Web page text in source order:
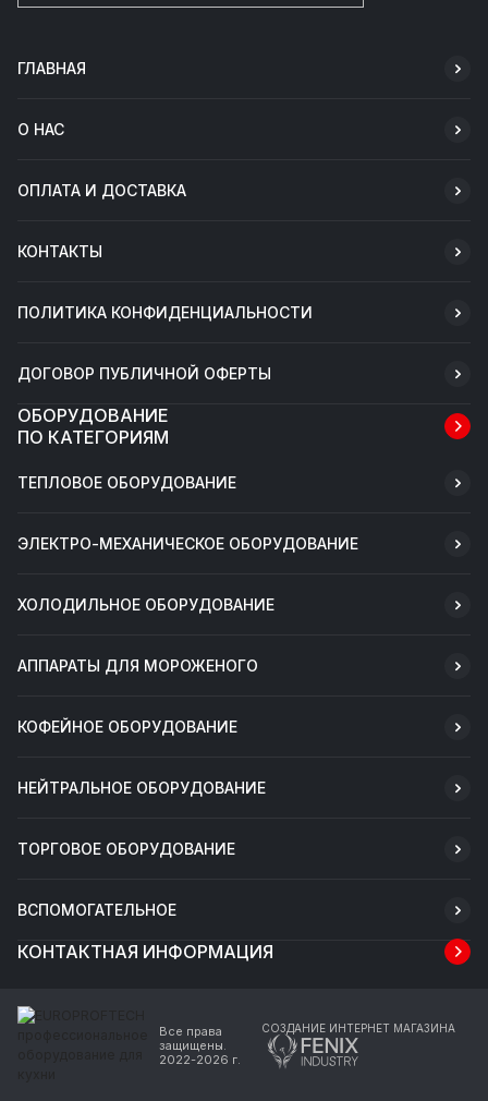
ГЛАВНАЯ
О НАС
ОПЛАТА И ДОСТАВКА
КОНТАКТЫ
ПОЛИТИКА КОНФИДЕНЦИАЛЬНОСТИ
ДОГОВОР ПУБЛИЧНОЙ ОФЕРТЫ
ОБОРУДОВАНИЕ
ПО КАТЕГОРИЯМ
ТЕПЛОВОЕ ОБОРУДОВАНИЕ
ЭЛЕКТРО-МЕХАНИЧЕСКОЕ ОБОРУДОВАНИЕ
ХОЛОДИЛЬНОЕ ОБОРУДОВАНИЕ
АППАРАТЫ ДЛЯ МОРОЖЕНОГО
КОФЕЙНОЕ ОБОРУДОВАНИЕ
НЕЙТРАЛЬНОЕ ОБОРУДОВАНИЕ
ТОРГОВОЕ ОБОРУДОВАНИЕ
ВСПОМОГАТЕЛЬНОЕ
КОНТАКТНАЯ ИНФОРМАЦИЯ
Все права
защищены.
2022-2026 г.
СОЗДАНИЕ ИНТЕРНЕТ МАГАЗИНА